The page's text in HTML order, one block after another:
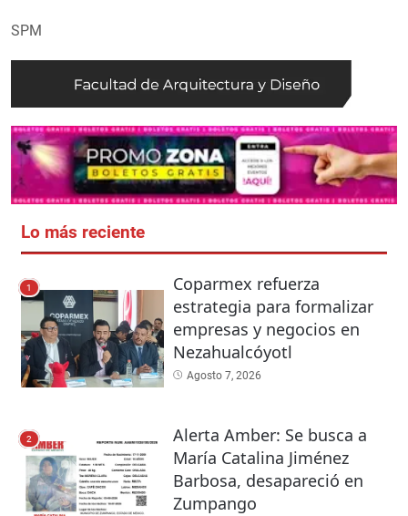
SPM
Lo más reciente
1
Coparmex refuerza
estrategia para formalizar
empresas y negocios en
Nezahualcóyotl
Agosto 7, 2026
2
Alerta Amber: Se busca a
María Catalina Jiménez
Barbosa, desapareció en
Zumpango